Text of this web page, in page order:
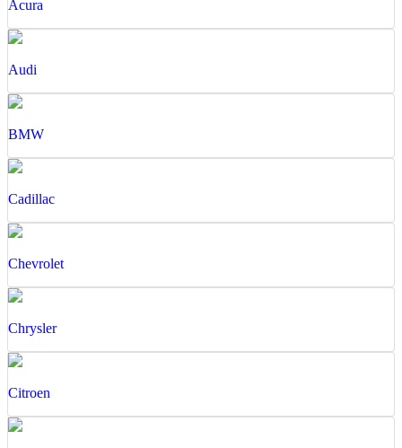
Acura
Audi
BMW
Cadillac
Chevrolet
Chrysler
Citroen